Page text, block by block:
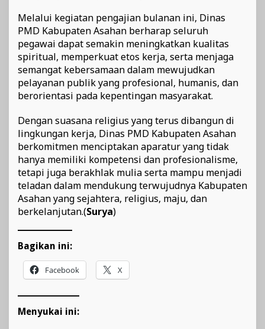
Melalui kegiatan pengajian bulanan ini, Dinas
PMD Kabupaten Asahan berharap seluruh
pegawai dapat semakin meningkatkan kualitas
spiritual, memperkuat etos kerja, serta menjaga
semangat kebersamaan dalam mewujudkan
pelayanan publik yang profesional, humanis, dan
berorientasi pada kepentingan masyarakat.
Dengan suasana religius yang terus dibangun di
lingkungan kerja, Dinas PMD Kabupaten Asahan
berkomitmen menciptakan aparatur yang tidak
hanya memiliki kompetensi dan profesionalisme,
tetapi juga berakhlak mulia serta mampu menjadi
teladan dalam mendukung terwujudnya Kabupaten
Asahan yang sejahtera, religius, maju, dan
berkelanjutan.(Surya)
Bagikan ini:
Facebook X
Menyukai ini: